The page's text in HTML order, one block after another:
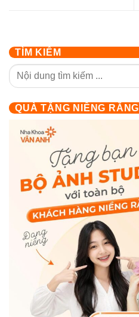
TÌM KIẾM
QUÀ TẶNG NIỀNG RĂNG